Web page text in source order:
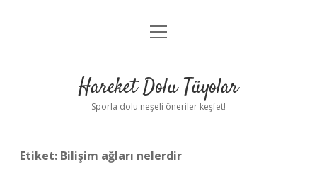
Anasayfa
Yasal Uyarı
menüyü
Hareket Dolu Tüyolar
Sporla dolu neşeli öneriler keşfet!
Etiket: Bilişim ağları nelerdir